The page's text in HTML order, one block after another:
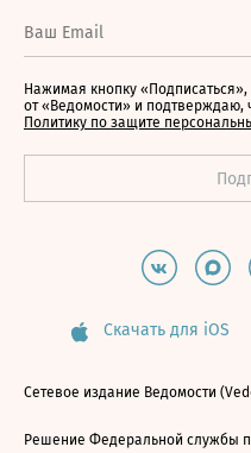
Нажимая кнопку
от «Ведомости» и
Политику по защите
Скачать для iOS
Сетевое издание Ведомости
Решение Федеральной службы